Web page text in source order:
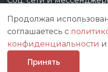
Продолжая
соглашаетесь с
конфиденциальности
Принять